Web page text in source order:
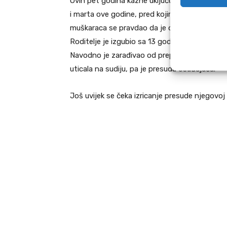
i marta ove godine, pred kojima je optuženi
muškaraca se pravdao da je odrastao u
Roditelje je izgubio sa 13 godina, a nikada
Navodno je zarađivao od preprodaje
uticala na sudiju, pa je presuda osuđujuća.
Još uvijek se čeka izricanje presude njegovoj